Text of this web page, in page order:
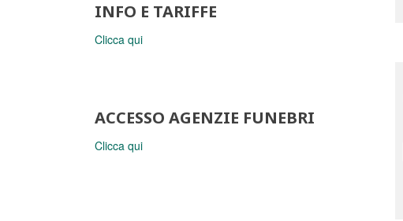
INFO E TARIFFE
Clicca qui
ACCESSO AGENZIE FUNEBRI
Clicca qui